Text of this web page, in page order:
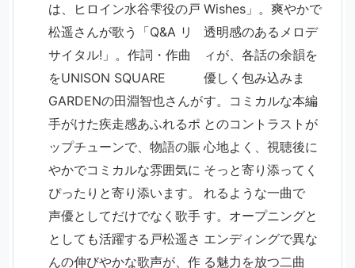
は、ヒロイン水谷雫役の戸
松遥さんが歌う「Q&A リ
サイタル!」。作詞・作曲
をUNISON SQUARE
GARDENの田淵智也さんが
手がけた疾走感あふれるポ
ップチューンで、物語の賑
やかでコミカルな雰囲気に
ぴったりと寄り添います。
声優としてだけでなく歌手
としても活躍する戸松遥さ
んの伸びやかな歌声が、作
Wishes」。爽やかで
透明感のあるメロデ
ィが、各話の余韻を
優しく包み込みま
す。コミカルな本編
とのコントラストが
心地よく、視聴後に
そっと寄り添ってく
れるような一曲で
す。オープニングと
エンディングで異な
る魅力を放つ二曲